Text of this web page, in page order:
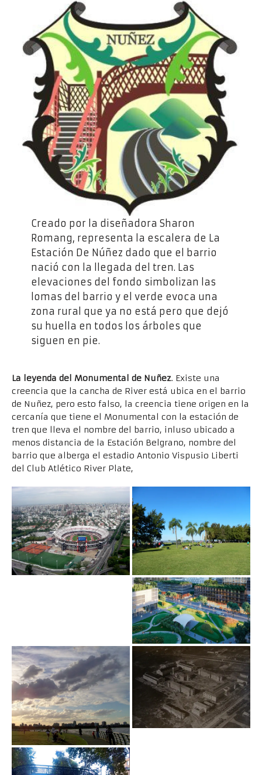
Creado por la diseñadora Sharon
Romang, representa la escalera de La
Estación De Núñez dado que el barrio
nació con la llegada del tren. Las
elevaciones del fondo simbolizan las
lomas del barrio y el verde evoca una
zona rural que ya no está pero que dejó
su huella en todos los árboles que
siguen en pie.
La leyenda del Monumental de Nuñez. Existe una
creencia que la cancha de River está ubica en el barrio
de Nuñez, pero esto falso, la creencia tiene origen en la
cercanía que tiene el Monumental con la estación de
tren que lleva el nombre del barrio, inluso ubicado a
menos distancia de la Estación Belgrano, nombre del
barrio que alberga el estadio Antonio Vispusio Liberti
del Club Atlético River Plate,